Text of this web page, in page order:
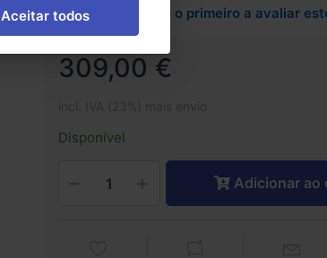
Seja o primeiro a avaliar
309,00 €
Disponível
Adicionar ao
Aceitar todos